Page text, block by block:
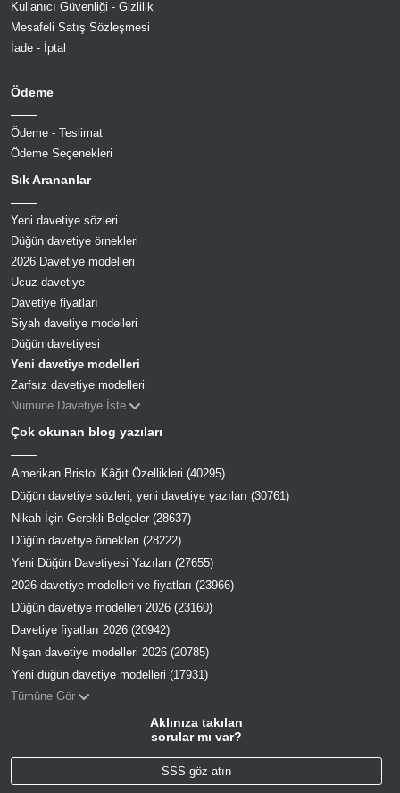
Kullanıcı Güvenliği - Gizlilik
Mesafeli Satış Sözleşmesi
İade - İptal
Ödeme
Ödeme - Teslimat
Ödeme Seçenekleri
Sık Arananlar
Yeni davetiye sözleri
Düğün davetiye örnekleri
2026 Davetiye modelleri
Ucuz davetiye
Davetiye fiyatları
Siyah davetiye modelleri
Düğün davetiyesi
Yeni davetiye modelleri
Zarfsız davetiye modelleri
Numune Davetiye İste
Çok okunan blog yazıları
Amerikan Bristol Kâğıt Özellikleri (40295)
Düğün davetiye sözleri, yeni davetiye yazıları (30761)
Nikah İçin Gerekli Belgeler (28637)
Düğün davetiye örnekleri (28222)
Yeni Düğün Davetiyesi Yazıları (27655)
2026 davetiye modelleri ve fiyatları (23966)
Düğün davetiye modelleri 2026 (23160)
Davetiye fiyatları 2026 (20942)
Nişan davetiye modelleri 2026 (20785)
Yeni düğün davetiye modelleri (17931)
Tümüne Gör
Aklınıza takılan
sorular mı var?
SSS göz atın